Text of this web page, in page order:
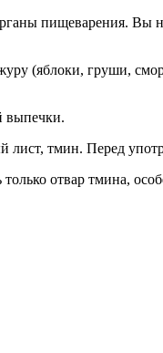
пищеварения. Вы
(яблоки, груши,
выпечки.
лист, тмин. Перед
отвар тмина,